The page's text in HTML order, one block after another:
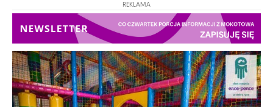
REKLAMA